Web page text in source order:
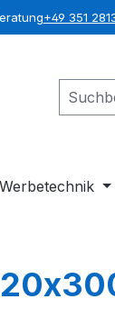
+49 351 2813
Werbetechnik